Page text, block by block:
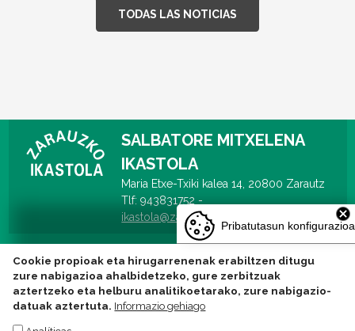
TODAS LAS NOTICIAS
SALBATORE MITXELENA
IKASTOLA
Maria Etxe-Txiki kalea 14, 20800 Zarautz
Tlf: 943831752 -
ikastola@zarauzkoikastola.eus
Pribatutasun konfigurazioa
Cookie propioak eta hirugarrenenak erabiltzen ditugu
zure nabigazioa ahalbidetzeko, gure zerbitzuak
aztertzeko eta helburu analitikoetarako, zure nabigazio-
datuak aztertuta. Informazio gehiago